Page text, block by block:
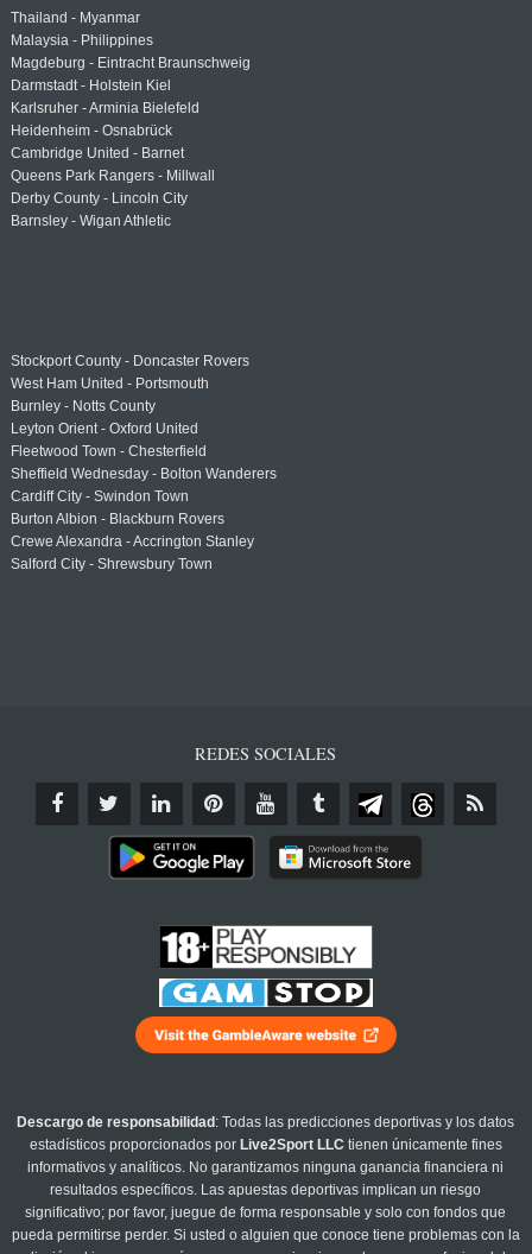
Thailand - Myanmar
Malaysia - Philippines
Magdeburg - Eintracht Braunschweig
Darmstadt - Holstein Kiel
Karlsruher - Arminia Bielefeld
Heidenheim - Osnabrück
Cambridge United - Barnet
Queens Park Rangers - Millwall
Derby County - Lincoln City
Barnsley - Wigan Athletic
Stockport County - Doncaster Rovers
West Ham United - Portsmouth
Burnley - Notts County
Leyton Orient - Oxford United
Fleetwood Town - Chesterfield
Sheffield Wednesday - Bolton Wanderers
Cardiff City - Swindon Town
Burton Albion - Blackburn Rovers
Crewe Alexandra - Accrington Stanley
Salford City - Shrewsbury Town
REDES SOCIALES
Descargo de responsabilidad : Todas las predicciones deportivas y los datos
estadísticos proporcionados por Live2Sport LLC tienen únicamente fines
informativos y analíticos. No garantizamos ninguna ganancia financiera ni
resultados específicos. Las apuestas deportivas implican un riesgo
significativo; por favor, juegue de forma responsable y solo con fondos que
pueda permitirse perder. Si usted o alguien que conoce tiene problemas con la